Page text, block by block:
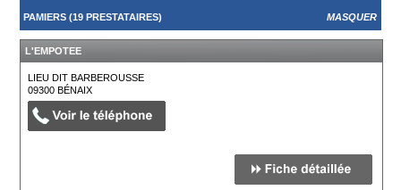
PAMIERS (19 PRESTATAIRES) MASQUER
L'EMPOTEE
LIEU DIT BARBEROUSSE
09300BÉNAIX